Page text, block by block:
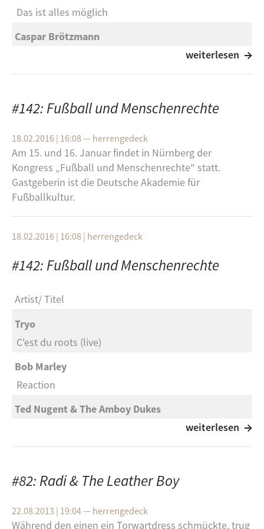
Schauspieldirektor, und Christian Katzschmann,
Chefdramaturg, heute Abend mit Andreas Kullick über
das Stück.
Das ist alles möglich
Caspar Brötzmann
FC Einheit
Günther Koch ist einer der bekanntesten
Frankens“ und saß für das Radio bis 2011 in über
1000 Spielen am Mikrofon.
weiterlesen
#142: Fußball und Menschenrechte
18.02.2016 | 16:08— herrengedeck
Am 15. und 16. Januar findet in Nürnberg der
Kongress „Fußball und Menschenrechte“ statt.
Gastgeberin ist die Deutsche Akademie für
Fußballkultur.
18.02.2016 | 16:08 | herrengedeck
#142: Fußball und Menschenrechte
Artist Titel
Tryo
C'est du roots (live)
Bob Marley
Reaction
Ted Nugent & The Amboy Dukes
The Clash
Now We Can See
weiterlesen
#82: Radi & The Leather Boy
22.08.2013 | 19:04— herrengedeck
Während den einen ein Torwartdress schmückte, trug